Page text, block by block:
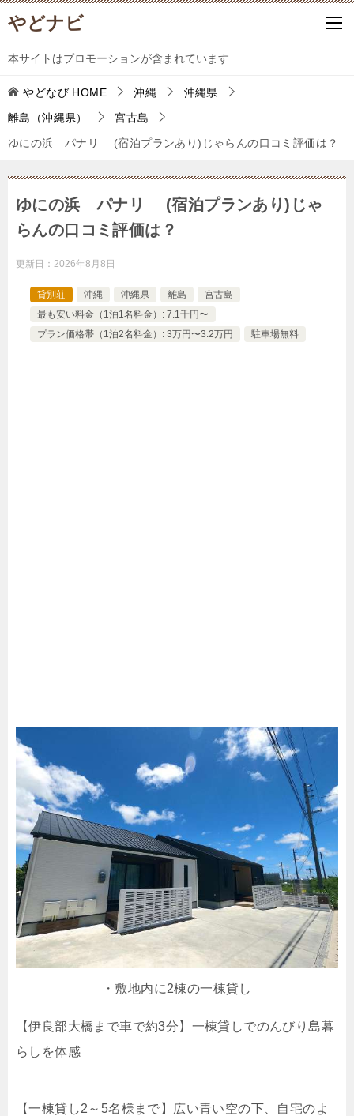
やどナビ
本サイトはプロモーションが含まれています
やどなび HOME 沖縄
沖縄県
離島（沖縄県）
宮古島
ゆにの浜 パナリ (宿泊プランあり)じゃらんの口コミ評価は？
ゆにの浜 パナリ (宿泊プランあり)じゃ
らんの口コミ評価は？
更新日： 2026年8月8日
貸別荘 沖縄 沖縄県 離島
宮古島
最も安い料金（1泊1名料金）: 7.1千円〜
プラン価格帯（1泊2名料金）: 3万円〜3.2万円
駐車場無料
・敷地内に2棟の一棟貸し
【伊良部大橋まで車で約3分】一棟貸しでのんびり島暮
らしを体感
【一棟貸し2～5名様まで】広い青い空の下、自宅のよ